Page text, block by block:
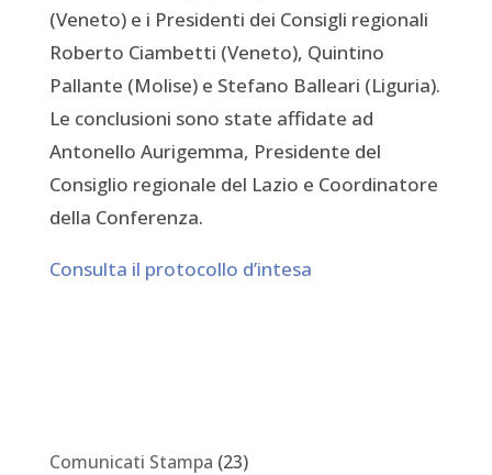
(Veneto) e i Presidenti dei Consigli regionali
Roberto Ciambetti (Veneto), Quintino
Pallante (Molise) e Stefano Balleari (Liguria).
Le conclusioni sono state affidate ad
Antonello Aurigemma, Presidente del
Consiglio regionale del Lazio e Coordinatore
della Conferenza.
Consulta il protocollo d’intesa
Comunicati Stampa (23)